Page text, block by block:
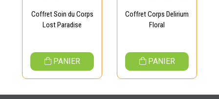
Coffret Soin du Corps
Lost Paradise
PANIER
Coffret Corps Delirium
Floral
PANIER